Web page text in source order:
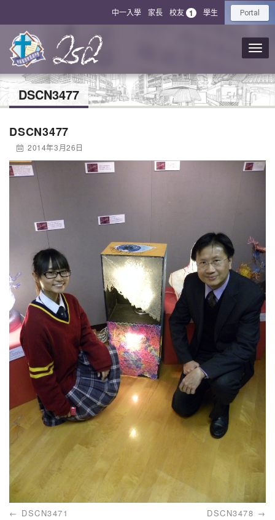
中一入學 家長 校友 1 學生 Portal
DSCN3477
DSCN3477
2014年3月26日
DSCN3471 DSCN3478